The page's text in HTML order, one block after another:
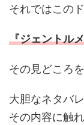
それではこの
『ジェントル
その見どころ
大胆なネタバ
その内容に触